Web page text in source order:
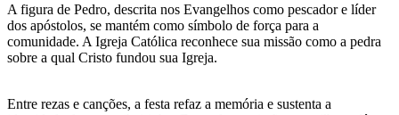
A figura de Pedro, descrita nos Evangelhos como pescador e líder
dos apóstolos, se mantém como símbolo de força para a
comunidade. A Igreja Católica reconhece sua missão como a pedra
sobre a qual Cristo fundou sua Igreja.
Entre rezas e canções, a festa refaz a memória e sustenta a